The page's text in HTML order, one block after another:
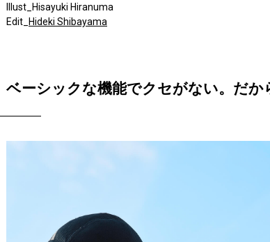
Illust_Hisayuki Hiranuma
Edit_
Hideki Shibayama
ベーシックな機能でクセがない。だか